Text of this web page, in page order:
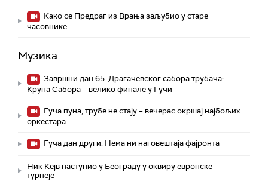
Како се Предраг из Врања заљубио у старе
часовнике
Музика
Завршни дан 65. Драгачевског сабора трубача:
Круна Сабора – велико финале у Гучи
Гуча пуна, трубе не стају – вечерас окршај најбољих
оркестара
Гуча дан други: Нема ни наговештаја фајронта
Ник Кејв наступио у Београду у оквиру европске
турнеје